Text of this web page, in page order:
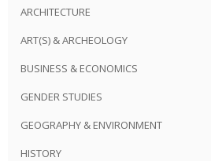
ARCHITECTURE
ART(S) & ARCHEOLOGY
BUSINESS & ECONOMICS
GENDER STUDIES
GEOGRAPHY & ENVIRONMENT
HISTORY